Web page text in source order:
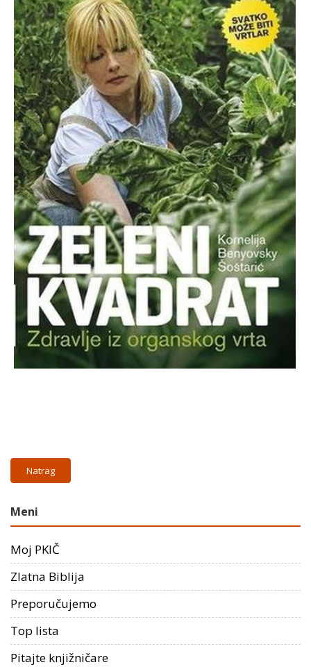
Natrag
Meni
Moj PKIČ
Zlatna Biblija
Preporučujemo
Top lista
Pitajte knjižničare